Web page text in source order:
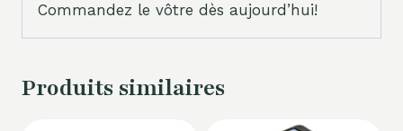
Commandez le vôtre dès aujourd’hui!
Produits similaires